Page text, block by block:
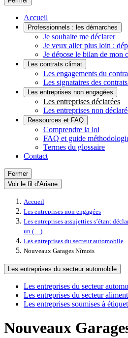
Accueil
Professionnels : les démarches
Je souhaite me déclarer
Je veux aller plus loin :
Je dépose le bilan de mon
Les contrats climat
Les engagements du
Les signataires des
Les entreprises non engagées
Les entreprises déclarées
Les entreprises non
Ressources et FAQ
Comprendre la loi
FAQ et guide
Termes du glossaire
Contact
Fermer
Voir le fil d’Ariane
Accueil
Les entreprises non engagées
Les entreprises assujetties s’étant
un (…)
Les entreprises du secteur automobile
Nouveaux Garages Nîmois
Les entreprises du secteur automobile
Les entreprises du secteur
Les entreprises du secteur
Les entreprises soumises à
Nouveaux